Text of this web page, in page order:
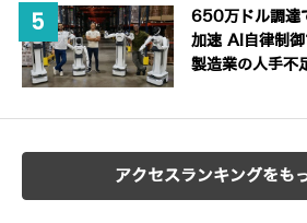
650万ドル調達
加速 AI自律制
製造業の人手不
アクセスランキングをも